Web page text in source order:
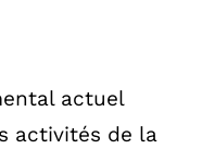
actuel
activités de la